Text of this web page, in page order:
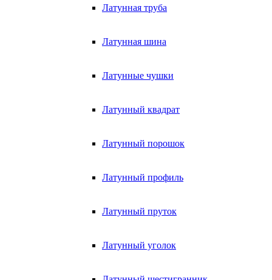
Латунная труба
Латунная шина
Латунные чушки
Латунный квадрат
Латунный порошок
Латунный профиль
Латунный пруток
Латунный уголок